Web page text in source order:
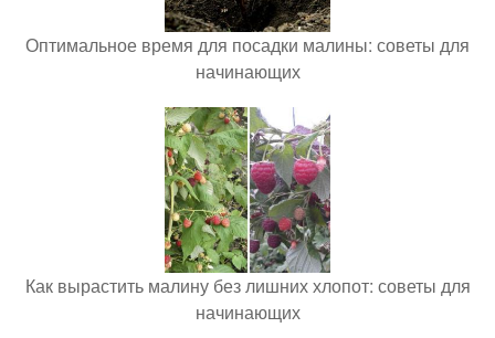
Оптимальное время для посадки малины: советы для
начинающих
Как вырастить малину без лишних хлопот: советы для
начинающих